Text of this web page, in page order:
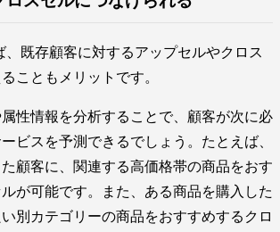
、既存顧客に対するアップセルやクロス
こともメリットです。
性情報を分析することで、顧客が次に必
ビスを予測できるでしょう。たとえば、
顧客に、関連する高価格帯の商品をおす
が可能です。また、ある商品を購入した
別カテゴリーの商品をおすすめするクロ